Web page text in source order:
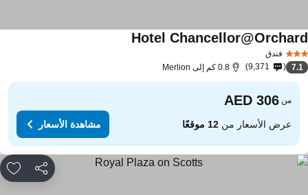
فندق
Hotel
7.1
9,371 0.8 كم إلى Merlion
من
عرض الأسعار من12 موقعًا مشاهدة الأسعار
مشاركة